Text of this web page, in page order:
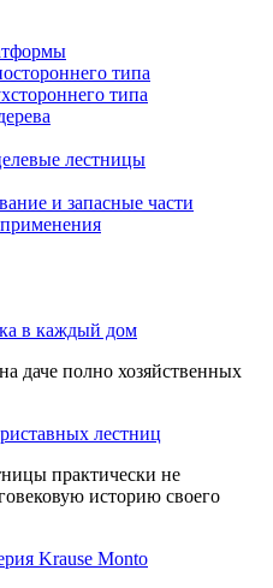
типа
типа
лестницы
и запасные части
в каждый дом
даче полно хозяйственных
лестниц
практически не
историю своего
Krause Monto